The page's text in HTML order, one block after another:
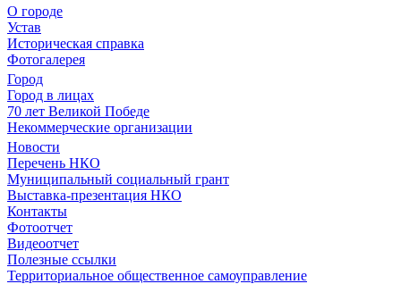
О городе
Устав
Историческая справка
Фотогалерея
Город
Город в лицах
70 лет Великой Победе
Некоммерческие организации
Новости
Перечень НКО
Муниципальный социальный грант
Выставка-презентация НКО
Контакты
Фотоотчет
Видеоотчет
Полезные ссылки
Территориальное общественное самоуправление